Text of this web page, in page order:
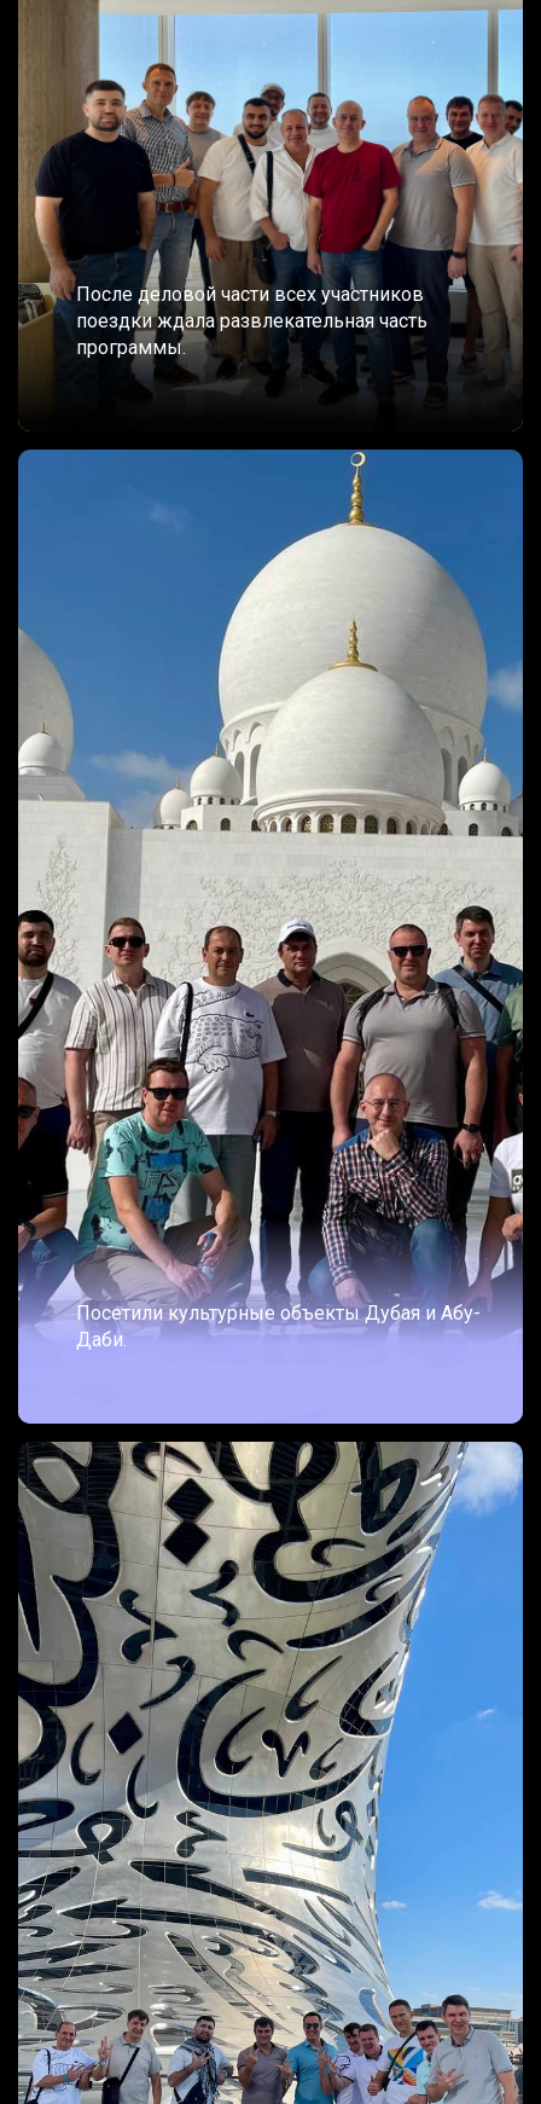
После деловой части всех участников
поездки ждала развлекательная часть
программы.
Посетили культурные объекты Дубая и Абу-
Даби.